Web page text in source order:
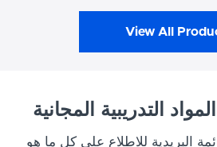
View All
التدريبية المجانية
البريدية للاطلاع على كل ما هو